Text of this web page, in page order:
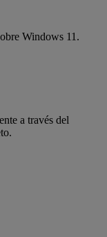
Windows 11.
a través del